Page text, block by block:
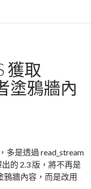
獲取
塗鴉牆內
多是透過 read_stream
的 2.3 版，將不再是
鴉牆內容，而是改用